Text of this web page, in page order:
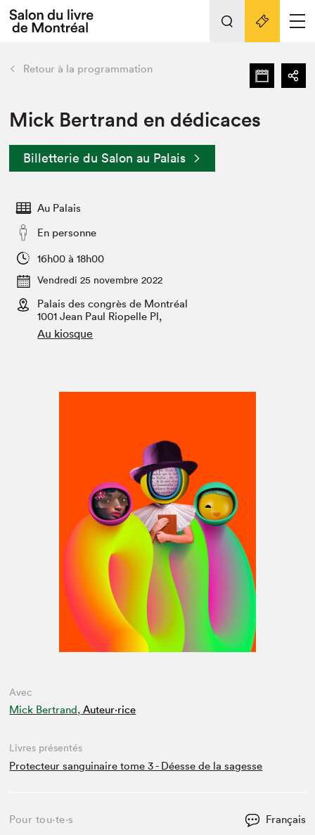
Espace exposant⋅e⋅s
Espace enseignant·e·s
Espace médias
L'événement
Préparer sa visite au Salon
Actualités
SLM PRO
retour Nos activités
Préparer sa visite
Salon dans la ville et en ligne
Projets partenaires
Liens pratiques
Retour à la programmation
Mick Bertrand en dédicaces
Billetterie du Salon au Palais
Au Palais
En personne
16h00 à 18h00
Vendredi 25 novembre 2022
Palais des congrès de Montréal
1001 Jean Paul Riopelle Pl,
Au kiosque
Avec
Mick Bertrand, Auteur·rice
Livres présentés
Protecteur sanguinaire tome 3 - Déesse de la sagesse
Pour tou⋅te⋅s Français